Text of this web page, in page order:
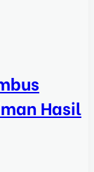
Hasil